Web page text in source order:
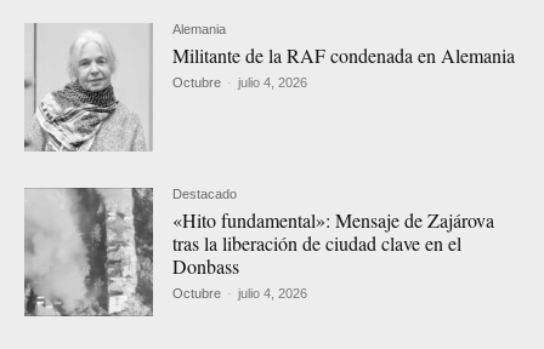
Alemania
Militante de la RAF condenada en Alemania
Octubre - julio 4, 2026
Destacado
«Hito fundamental»: Mensaje de Zajárova
tras la liberación de ciudad clave en el
Donbass
Octubre - julio 4, 2026